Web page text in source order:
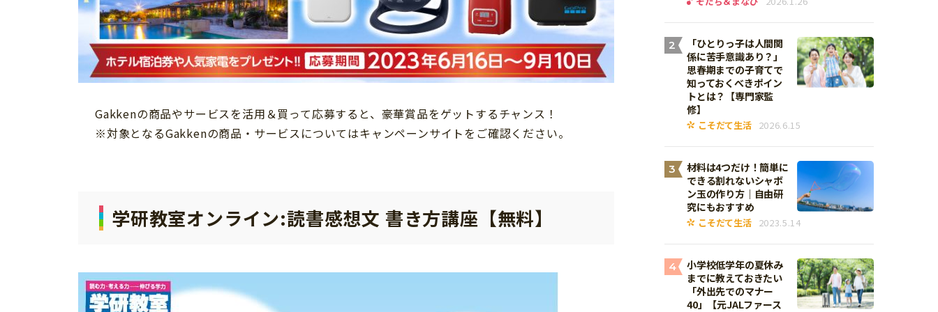
Gakkenの商品やサービスを活用＆買って応募すると、豪華賞品をゲットするチャンス！
※対象となるGakkenの商品・サービスについてはキャンペーンサイトをご確認ください。
学研教室オンライン:読書感想文 書き方講座【無料】
2
「ひとりっ子は人間関
係に苦手意識あり？」
思春期までの子育てで
知っておくべきポイン
トとは？【専門家監
修】
こそだて生活 2026.6.15
3
材料は4つだけ！簡単に
できる割れないシャボ
ン玉の作り方｜自由研
究にもおすすめ
こそだて生活 2023.5.14
4
小学校低学年の夏休み
までに教えておきたい
「外出先でのマナー
40」【元JALファース